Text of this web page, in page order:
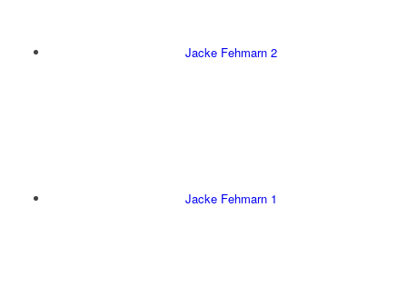
Jacke Fehmarn 2
Jacke Fehmarn 1